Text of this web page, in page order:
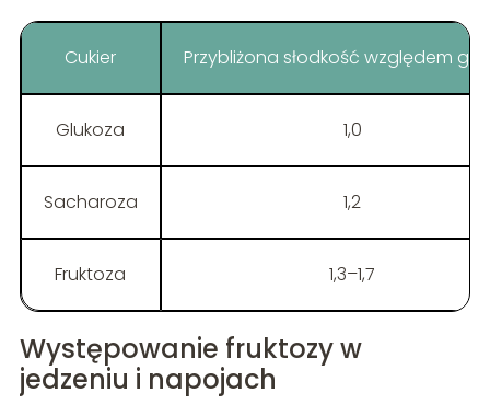
Cukier Przybliżona słodkość względem
Glukoza 1,0
Sacharoza 1,2
Fruktoza 1,3–1,7
Występowanie fruktozy w
jedzeniu i napojach